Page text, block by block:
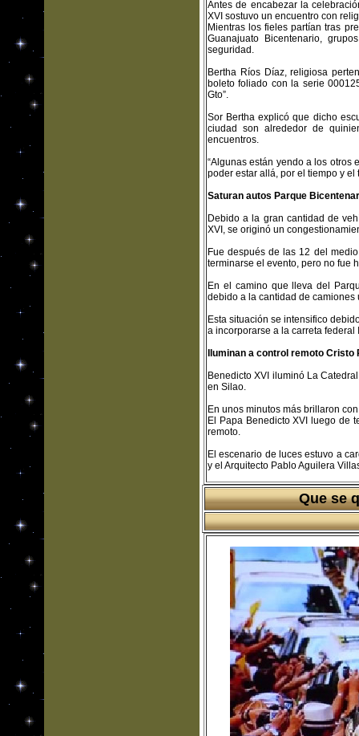
Antes de encabezar la
XVI sostuvo un encuentro con
Mientras los fieles partían tras
Guanajuato Bicentenario,
seguridad.
Bertha Ríos Díaz, religiosa
boleto foliado con la serie
Gto”.
Sor Bertha explicó que dicho
ciudad son alrededor de
encuentros.
“Algunas están yendo a los otros
poder estar allá, por el tiempo y el
Saturan autos Parque
Debido a la gran cantidad de
XVI, se originó un
Fue después de las 12 del
terminarse el evento, pero no fue
En el camino que lleva del
debido a la cantidad de
Esta situación se intensifico
a incorporarse a la carreta federal
Iluminan a control remoto
Benedicto XVI iluminó La
en Silao.
En unos minutos más brillaron
El Papa Benedicto XVI luego de
remoto.
El escenario de luces estuvo a
y el Arquitecto Pablo Aguilera
Que se